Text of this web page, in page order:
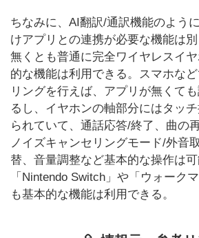
ちなみに、AI翻訳/通訳機能のよう
けアプリとの連携が必要な機能は
無くとも普通に完全ワイヤレスイ
的な機能は利用できる。スマホな
リングを行えば、アプリが無くて
るし、イヤホンの軸部分にはタッ
られていて、通話応答/終了、曲の
ノイズキャンセリングモード/外音
替、音量調整など基本的な操作は可
「Nintendo Switch」や「ウォーク
も基本的な機能は利用できる。